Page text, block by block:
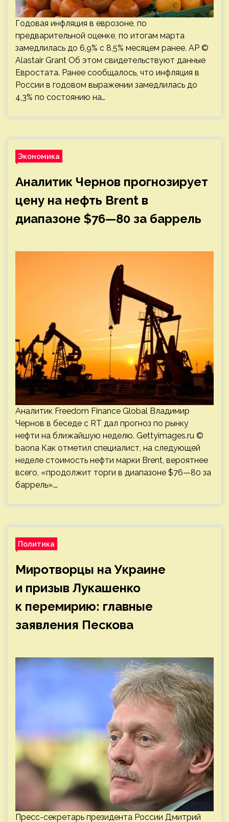
Годовая инфляция в еврозоне, по
предварительной оценке, по итогам марта
замедлилась до 6,9% с 8,5% месяцем ранее. AP ©
Alastair Grant Об этом свидетельствуют данные
Евростата. Ранее сообщалось, что инфляция в
России в годовом выражении замедлилась до
4,3% по состоянию на…
Экономика
Аналитик Чернов прогнозирует
цену на нефть Brent в
диапазоне $76—80 за баррель
Аналитик Freedom Finance Global Владимир
Чернов в беседе с RT дал прогноз по рынку
нефти на ближайшую неделю. Gettyimages.ru ©
baona Как отметил специалист, на следующей
неделе стоимость нефти марки Brent, вероятнее
всего, «продолжит торги в диапазоне $76—80 за
баррель».…
Политика
Миротворцы на Украине
и призыв Лукашенко
к перемирию: главные
заявления Пескова
Пресс-секретарь президента России Дмитрий